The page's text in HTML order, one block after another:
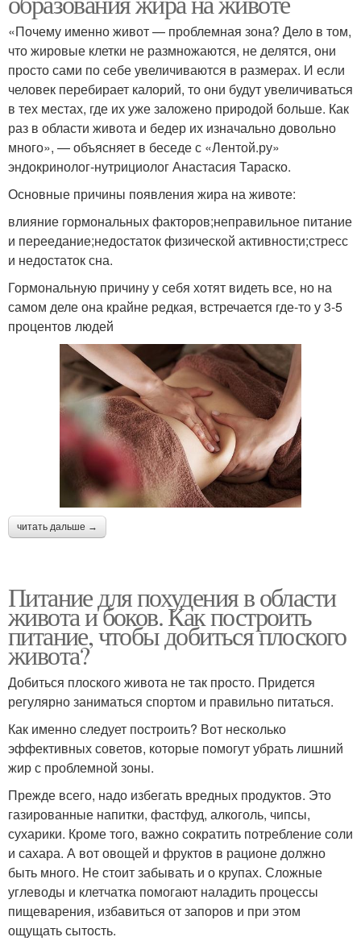
«Почему именно живот — проблемная зона? Дело в том,
что жировые клетки не размножаются, не делятся, они
просто сами по себе увеличиваются в размерах. И если
человек перебирает калорий, то они будут увеличиваться
в тех местах, где их уже заложено природой больше. Как
раз в области живота и бедер их изначально довольно
много», — объясняет в беседе с «Лентой.ру»
эндокринолог-нутрициолог Анастасия Тараско.
Основные причины появления жира на животе:
влияние гормональных факторов;неправильное питание
и переедание;недостаток физической активности;стресс
и недостаток сна.
Гормональную причину у себя хотят видеть все, но на
самом деле она крайне редкая, встречается где-то у 3-5
процентов людей
читать дальше →
Питание для похудения в области
живота и боков. Как построить
питание, чтобы добиться плоского
живота?
Добиться плоского живота не так просто. Придется
регулярно заниматься спортом и правильно питаться.
Как именно следует построить? Вот несколько
эффективных советов, которые помогут убрать лишний
жир с проблемной зоны.
Прежде всего, надо избегать вредных продуктов. Это
газированные напитки, фастфуд, алкоголь, чипсы,
сухарики. Кроме того, важно сократить потребление соли
и сахара. А вот овощей и фруктов в рационе должно
быть много. Не стоит забывать и о крупах. Сложные
углеводы и клетчатка помогают наладить процессы
пищеварения, избавиться от запоров и при этом
ощущать сытость.